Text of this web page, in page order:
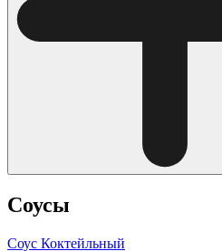
Соусы
Соус Коктейльный